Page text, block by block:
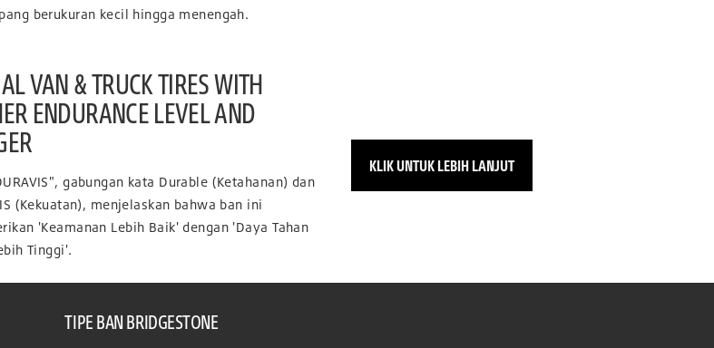
berukuran kecil hingga menengah.
VAN & TRUCK TIRES WITH
ENDURANCE LEVEL AND
gabungan kata Durable (Ketahanan) dan
(Kekuatan), menjelaskan bahwa ban ini
'Keamanan Lebih Baik' dengan 'Daya Tahan
Tinggi'.
KLIK UNTUK LEBIH LANJUT
TIPE BAN BRIDGESTONE